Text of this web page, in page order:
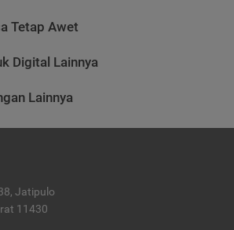
Tetap Awet
Digital Lainnya
Lainnya
Jatipulo
11430